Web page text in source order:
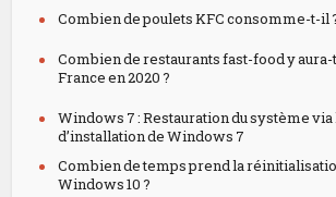
Combien de poulets KFC consomme-t-il
Combien de restaurants fast-food y
France en 2020 ?
Windows 7 : Restauration du système via
d’installation de Windows 7
Combien de temps prend la
Windows 10 ?